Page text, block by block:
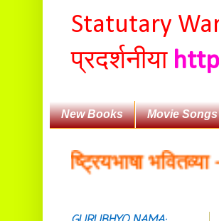
Statutary
प्रदर्शनीया
New Books Movie Songs
भवितव्या - डॉ.